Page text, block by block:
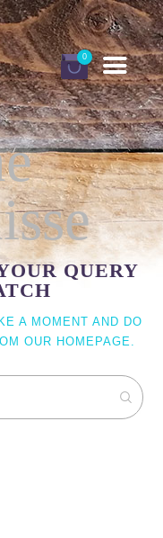
0
QUERY
A MOMENT AND DO
OUR HOMEPAGE.